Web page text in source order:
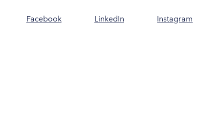
Facebook LinkedIn Instagram